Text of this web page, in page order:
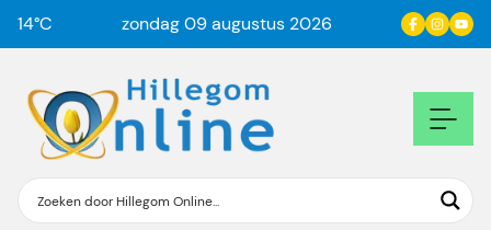
14°C zondag 09 augustus 2026